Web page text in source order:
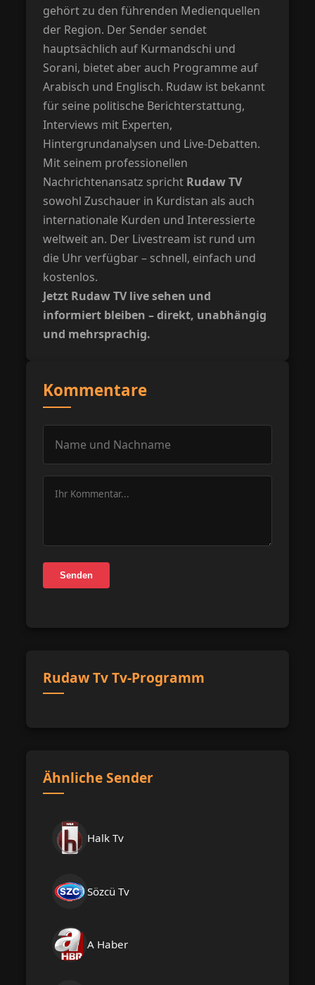
gehört zu den führenden Medienquellen
der Region. Der Sender sendet
hauptsächlich auf Kurmandschi und
Sorani, bietet aber auch Programme auf
Arabisch und Englisch. Rudaw ist bekannt
für seine politische Berichterstattung,
Interviews mit Experten,
Hintergrundanalysen und Live-Debatten.
Mit seinem professionellen
Nachrichtenansatz spricht Rudaw TV
sowohl Zuschauer in Kurdistan als auch
internationale Kurden und Interessierte
weltweit an. Der Livestream ist rund um
die Uhr verfügbar – schnell, einfach und
kostenlos.
Jetzt Rudaw TV live sehen und
informiert bleiben – direkt, unabhängig
und mehrsprachig.
Kommentare
Senden
Rudaw Tv Tv-Programm
Ähnliche Sender
Halk Tv
Sözcü Tv
A Haber